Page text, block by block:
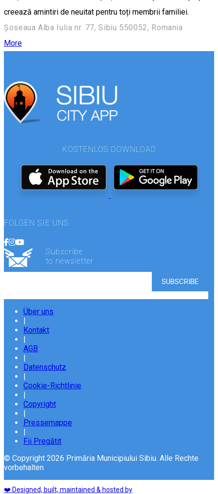
creează amintiri de neuitat pentru toți membrii familiei.
Șoseaua Alba Iulia nr. 77, Sibiu 550052, Romania
More
KOSTENLOS DOWNLOAD
FOLGEN SIE UNS
Subscribe
to newsletter
Über uns
|
Kontakt
|
AGB
|
Datenschutz
|
Cookie-Richtlinie
|
Copyright
|
Pressemappe
|
Fii Pregătit
© Copyright 2026 Primăria Municipiului Sibiu. Alle Rechte
vorbehalten
❤️ Designed, built, maintained & hosted by